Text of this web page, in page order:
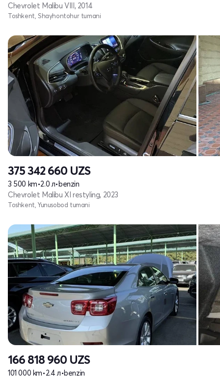
Chevrolet Malibu VIII, 2014
Toshkent, Shayhontohur tumani
375 342 660 UZS
3 500 km•2.0 л•benzin
Chevrolet Malibu XI restyling, 2023
Toshkent, Yunusobod tumani
166 818 960 UZS
101 000 km•2.4 л•benzin